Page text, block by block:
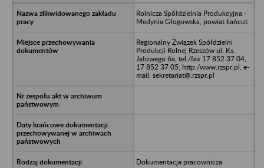
Rolnicza Spółdzielnia Produkcyjna -
Medynia Głogowska, powiat Łańcut
Regionalny Związek Spółdzielni
Produkcji Rolnej Rzeszów ul. Ks.
Jałowego 6a, tel./fax 17 852 37 04,
17 852 37 05; http:/www.rzspr.pl, e-
mail: sekretariat@.rzspr.pl
Dokumentacja pracownicza